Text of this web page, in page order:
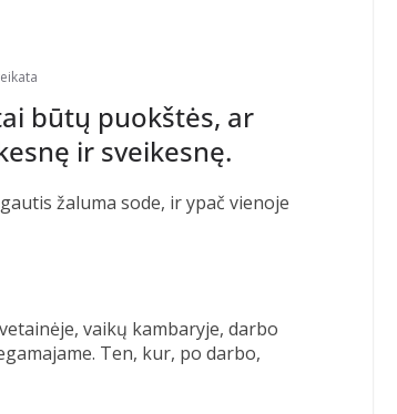
būtų puokštės, ar
ir sveikesnę.
žaluma sode, ir ypač vienoje
vaikų kambaryje, darbo
Ten, kur, po darbo,